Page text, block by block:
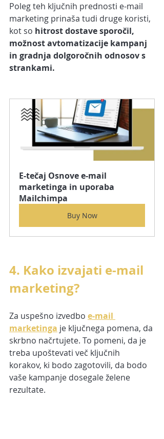
Poleg teh ključnih prednosti e-mail
marketing prinaša tudi druge koristi,
kot so hitrost dostave sporočil,
možnost avtomatizacije kampanj
in gradnja dolgoročnih odnosov s
strankami.
E-tečaj Osnove e-mail
marketinga in uporaba
Mailchimpa
Buy Now
4. Kako izvajati e-mail
marketing?
Za uspešno izvedbo e-mail
marketinga je ključnega pomena, da
skrbno načrtujete. To pomeni, da je
treba upoštevati več ključnih
korakov, ki bodo zagotovili, da bodo
vaše kampanje dosegale želene
rezultate.